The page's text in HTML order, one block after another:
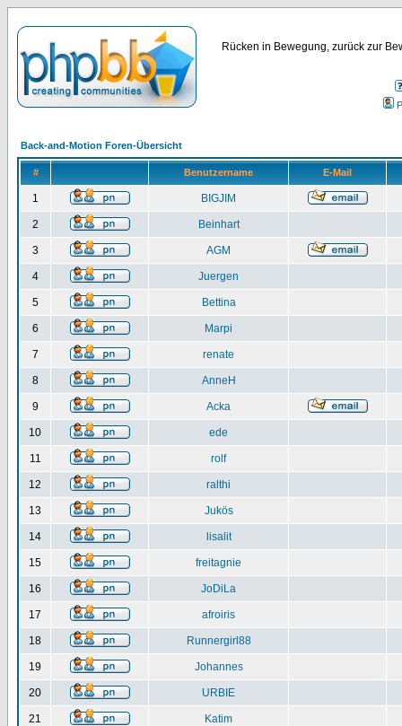
Rücken in Bewegung, zurück zur
Back-and-Motion Foren-Übersicht
# Benutzername E-Mail
1 BIGJIM
2 Beinhart
3 AGM
4 Juergen
5 Bettina
6 Marpi
7 renate
8 AnneH
9 Acka
10 ede
11 rolf
12 ralthi
13 Jukös
14 lisalit
15 freitagnie
16 JoDiLa
17 afroiris
18 Runnergirl88
19 Johannes
20 URBIE
21 Katim